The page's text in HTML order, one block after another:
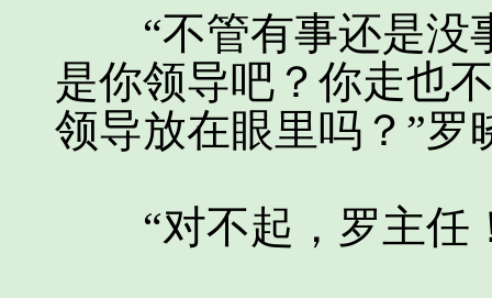
“不管有事还是没
是你领导吧？你走也
领导放在眼里吗？”罗
“对不起，罗主任